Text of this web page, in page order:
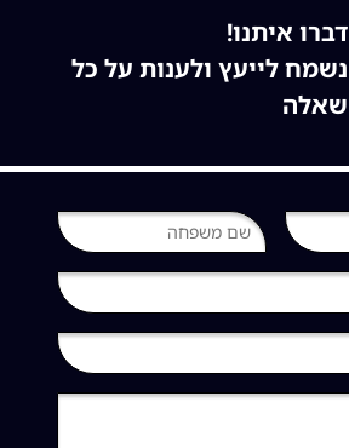
דברו איתנו!
נשמח לייעץ ולענות על כל
שאלה